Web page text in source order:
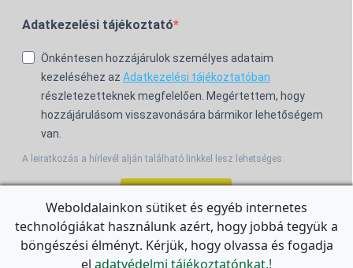
Adatkezelési tájékoztató
Önkéntesen hozzájárulok személyes adataim
kezeléséhez az Adatkezelési tájékoztatóban
részletezetteknek megfelelően. Megértettem, hogy
hozzájárulásom visszavonására bármikor lehetőségem
van.
A leiratkozás a hírlevél alján található linkkel lesz lehetséges.
For the English Newsletter, clickHERE.
Weboldalainkon sütiket és egyéb internetes
technológiákat használunk azért, hogy jobbá tegyük a
böngészési élményt. Kérjük, hogy olvassa és fogadja
el adatvédelmi tájékoztatónkat.!